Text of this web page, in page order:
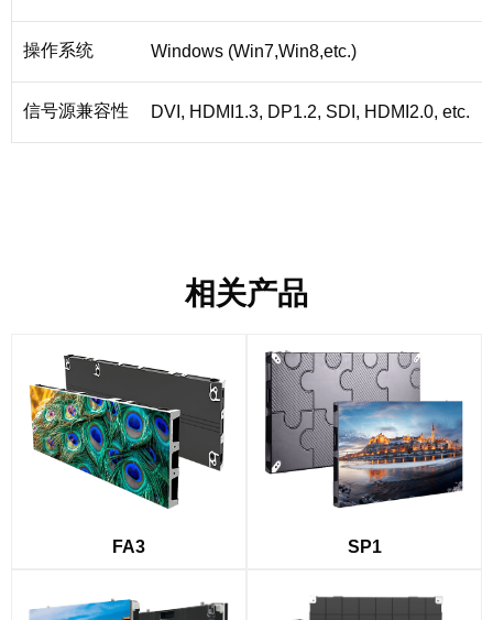
操作系统 Windows (Win7,Win8,etc.)
信号源兼容性 DVI, HDMI1.3, DP1.2, SDI, HDMI2.0, etc.
相关产品
FA3 SP1